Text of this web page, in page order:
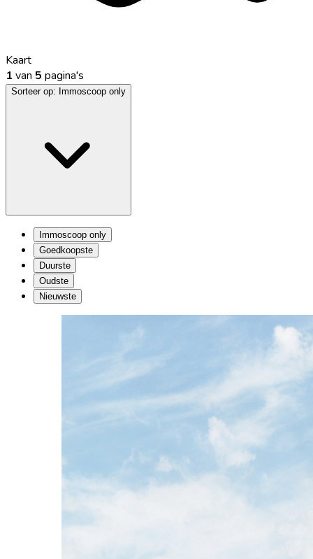
Kaart
1 van 5 pagina's
Sorteer op: Immoscoop only
Immoscoop only
Goedkoopste
Duurste
Oudste
Nieuwste